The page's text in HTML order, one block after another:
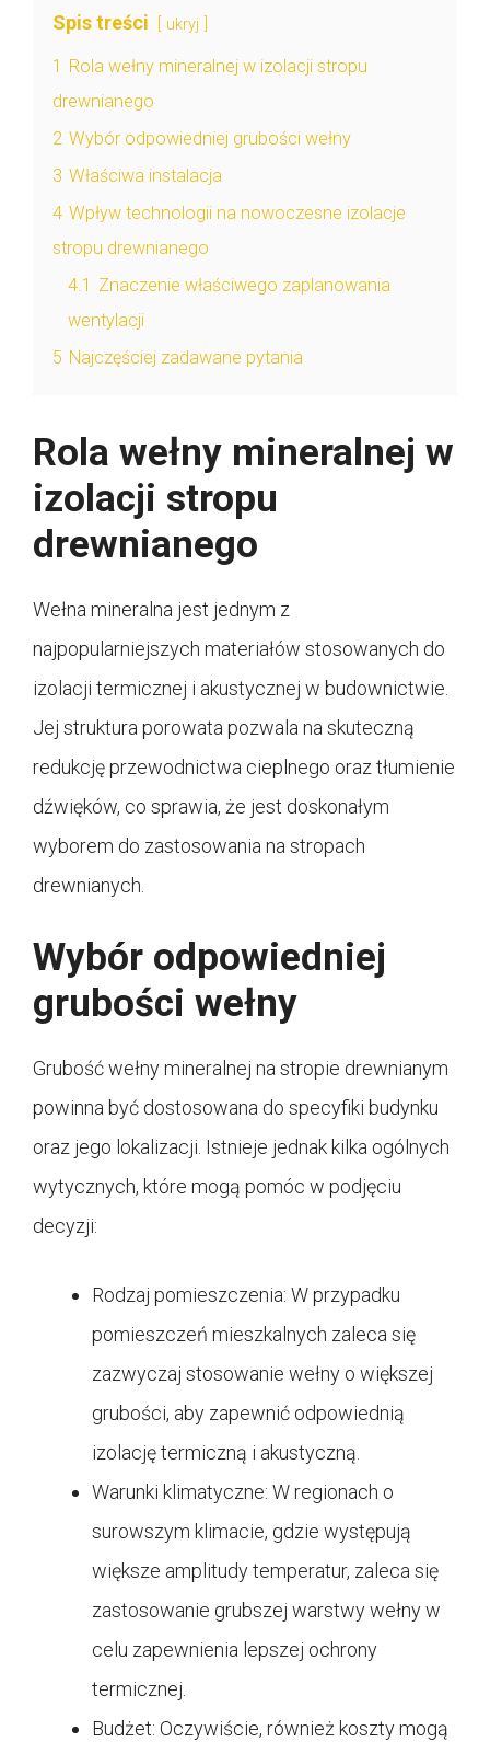
Spis treści ukryj
1 Rola wełny mineralnej w izolacji stropu
drewnianego
2 Wybór odpowiedniej grubości wełny
3 Właściwa instalacja
4 Wpływ technologii na nowoczesne izolacje
stropu drewnianego
4.1 Znaczenie właściwego zaplanowania
wentylacji
5 Najczęściej zadawane pytania
Rola wełny mineralnej w
izolacji stropu
drewnianego
Wełna mineralna jest jednym z
najpopularniejszych materiałów stosowanych do
izolacji termicznej i akustycznej w budownictwie.
Jej struktura porowata pozwala na skuteczną
redukcję przewodnictwa cieplnego oraz tłumienie
dźwięków, co sprawia, że jest doskonałym
wyborem do zastosowania na stropach
drewnianych.
Wybór odpowiedniej
grubości wełny
Grubość wełny mineralnej na stropie drewnianym
powinna być dostosowana do specyfiki budynku
oraz jego lokalizacji. Istnieje jednak kilka ogólnych
wytycznych, które mogą pomóc w podjęciu
decyzji:
Rodzaj pomieszczenia: W przypadku
pomieszczeń mieszkalnych zaleca się
zazwyczaj stosowanie wełny o większej
grubości, aby zapewnić odpowiednią
izolację termiczną i akustyczną.
Warunki klimatyczne: W regionach o
surowszym klimacie, gdzie występują
większe amplitudy temperatur, zaleca się
zastosowanie grubszej warstwy wełny w
celu zapewnienia lepszej ochrony
termicznej.
Budżet: Oczywiście, również koszty mogą